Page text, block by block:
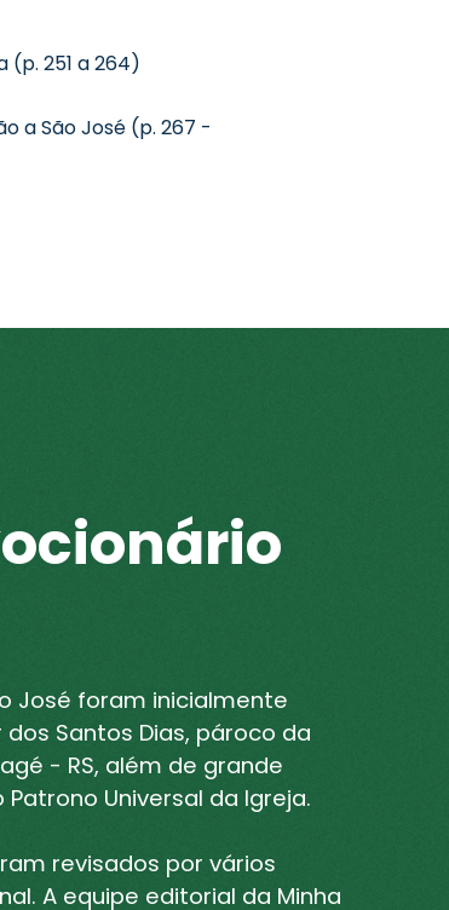
(p. 251 a 264)
a São José (p. 267 -
José foram inicialmente
Santos Dias, pároco da
- RS, além de grande
Universal da Igreja.
revisados por vários
A equipe editorial da Minha